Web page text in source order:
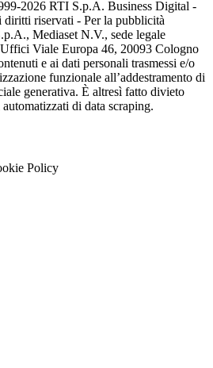
2026 RTI S.p.A. Business Digital -
riservati - Per la pubblicità
Mediaset N.V., sede legale
Viale Europa 46, 20093 Cologno
e ai dati personali trasmessi e/o
funzionale all’addestramento di
generativa. È altresì fatto divieto
di data scraping.
Policy